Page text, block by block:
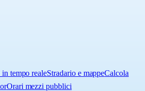
tempo realeStradario e mappeCalcola
Orari mezzi pubblici